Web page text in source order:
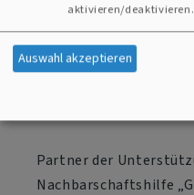
Sollten Sie selbst
aktiv in die
(z.B. Einkaufsservice,
Partner der
Nachbarschaftshilfe
aktivieren/deaktivieren.
Auswahl akzeptieren